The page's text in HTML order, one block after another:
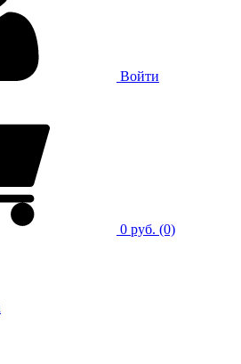
Войти
0 руб. (0)